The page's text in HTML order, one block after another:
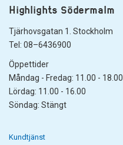
Highlights Södermalm
Tjärhovsgatan 1. Stockholm
Tel: 08–6436900
Öppettider
Måndag - Fredag: 11.00 - 18.00
Lördag: 11.00 - 16.00
Söndag: Stängt
Kundtjänst